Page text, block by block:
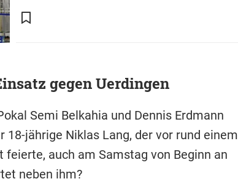
gegen Uerdingen
Semi Belkahia und Dennis Erdmann
jährige Niklas Lang, der vor rund einem
auch am Samstag von Beginn an
neben ihm?